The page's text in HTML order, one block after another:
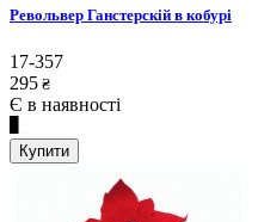
Револьвер Ганстерскій в кобурі
17-357
295 ₴
Є в наявності
Купити